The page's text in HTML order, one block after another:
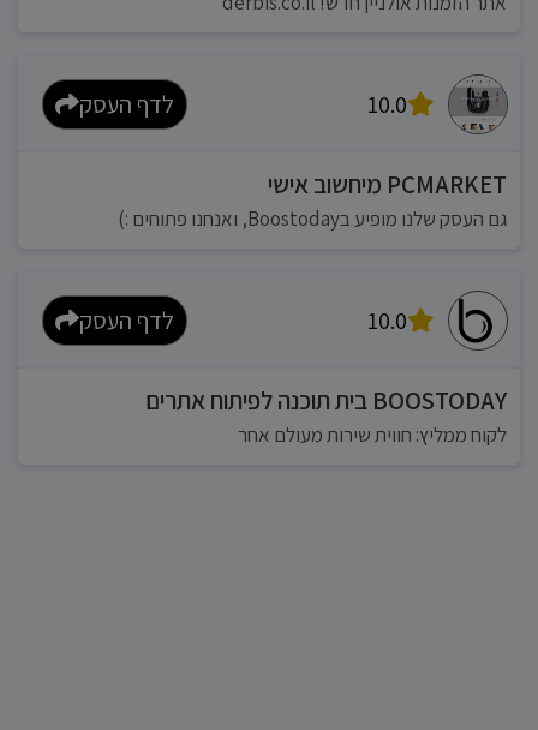
10.0 לדף העסק
PCMARKET מיחשוב אישי
גם העסק שלנו מופיע בBoostoday, ואנחנו פתוחים :)
10.0 לדף העסק
BOOSTODAY בית תוכנה לפיתוח אתרים
לקוח ממליץ: חווית שירות מעולם אחר